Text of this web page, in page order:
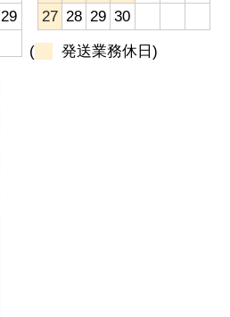
29
27 28 29 30
( 発送業務休日)